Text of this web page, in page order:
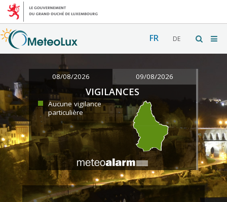
FR DE
08/08/2026 09/08/2026
VIGILANCES
Aucune vigilance
particulière